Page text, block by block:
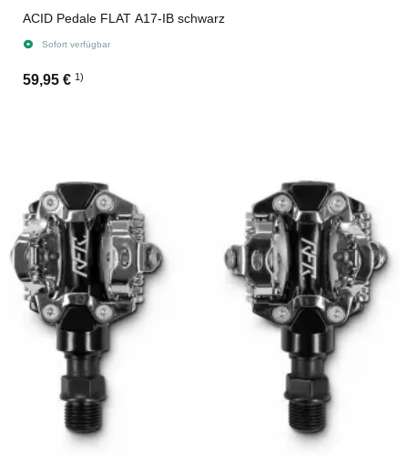
ACID Pedale FLAT A17-IB schwarz
Sofort verfügbar
59,95 € 1)